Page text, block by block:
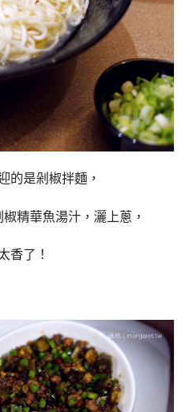
的是剁椒拌麵，
椒精華魚湯汁，灑上蔥，
香了！